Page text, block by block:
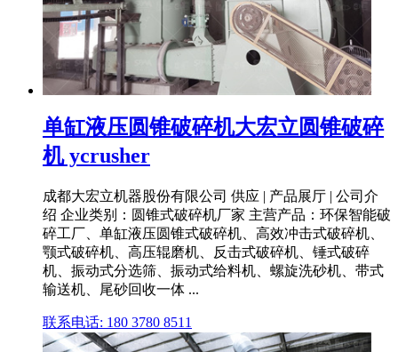
单缸液压圆锥破碎机大宏立圆锥破碎
机 ycrusher
成都大宏立机器股份有限公司 供应 | 产品展厅 | 公司介
绍 企业类别：圆锥式破碎机厂家 主营产品：环保智能破
碎工厂、单缸液压圆锥式破碎机、高效冲击式破碎机、
颚式破碎机、高压辊磨机、反击式破碎机、锤式破碎
机、振动式分选筛、振动式给料机、螺旋洗砂机、带式
输送机、尾砂回收一体 ...
联系电话: 180 3780 8511